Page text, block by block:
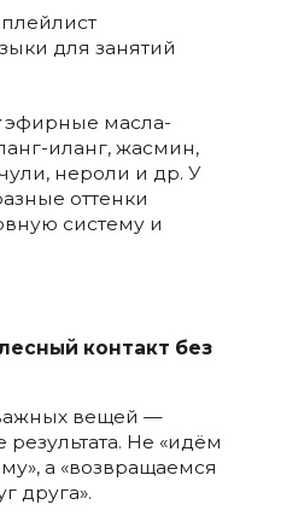
плейлист
для занятий
эфирные масла-
иланг, жасмин,
нероли и др. У
оттенки
систему и
контакт без
вещей —
результата. Не «идём
а «возвращаемся
друга».